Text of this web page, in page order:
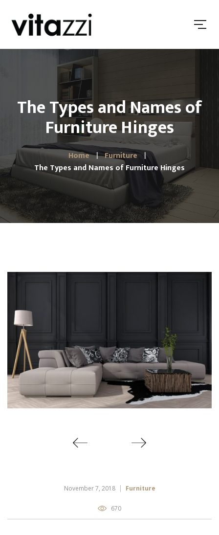
The Types and Names of
Furniture Hinges
Home
Furniture
The Types and Names of Furniture Hinges
November 7, 2018 Furniture
670